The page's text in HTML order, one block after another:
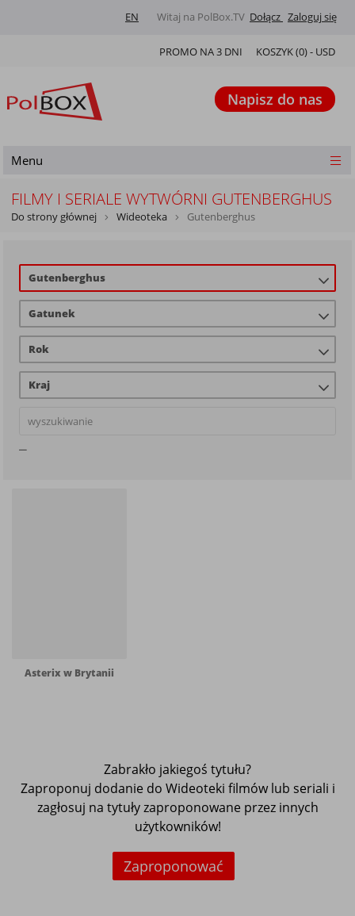
Witaj na PolBox.TV Dołącz Zaloguj się
EN
KOSZYK (0) - USD
PROMO NA 3 DNI
Napisz do nas
Menu
FILMY I SERIALE WYTWÓRNI GUTENBERGHUS
Do strony głównej Wideoteka Gutenberghus
Gutenberghus
Gatunek
Rok
Kraj
Asterix w Brytanii
Zabrakło jakiegoś tytułu?
Zaproponuj dodanie do Wideoteki filmów lub seriali i
zagłosuj na tytuły zaproponowane przez innych
użytkowników!
Zaproponować